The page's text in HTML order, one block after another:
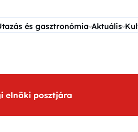
és gasztronómia Aktuális
elnöki posztjára